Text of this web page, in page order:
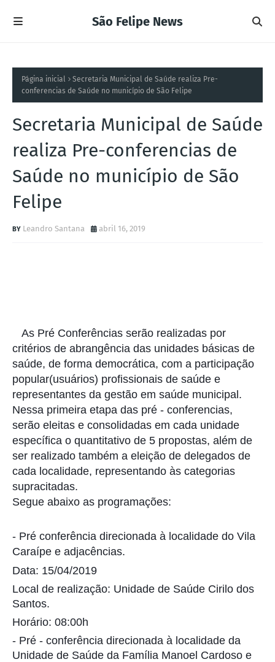
São Felipe News
Página inicial
Secretaria Municipal de Saúde realiza Pre-
conferencias de Saúde no município de São Felipe
Secretaria Municipal de Saúde
realiza Pre-conferencias de
Saúde no município de São
Felipe
Leandro Santana abril 16, 2019
As Pré Conferências serão realizadas por
critérios de abrangência das unidades básicas de
saúde, de forma democrática, com a participação
popular(usuários) profissionais de saúde e
representantes da gestão em saúde municipal.
Nessa primeira etapa das pré - conferencias,
serão eleitas e consolidadas em cada unidade
específica o quantitativo de 5 propostas, além de
ser realizado também a eleição de delegados de
cada localidade, representando às categorias
supracitadas.
Segue abaixo as programações:
- Pré conferência direcionada à localidade do Vila
Caraípe e adjacências.
Data: 15/04/2019
Local de realização: Unidade de Saúde Cirilo dos
Santos.
Horário: 08:00h
- Pré - conferência direcionada à localidade da
Unidade de Saúde da Família Manoel Cardoso e